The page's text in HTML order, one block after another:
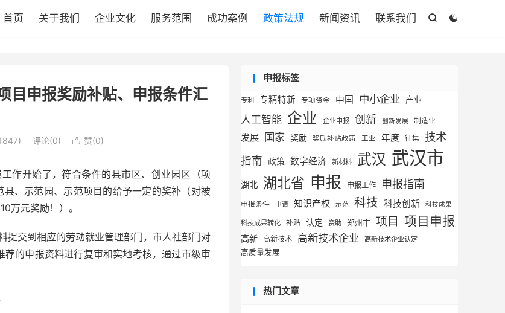


首页 关于我们 企业文化 服务范围 成功案例 政策法规 新闻资讯 联系我们
目申报奖励补贴、申报条件汇
评论(0)  赞(0)
作开始了，符合条件的县市区、创业园区（项
、示范园、示范项目的给予一定的奖补（对被
万元奖励！）。
提交到相应的劳动就业管理部门，市人社部门对
的申报资料进行复审和实地考核，通过市级审
申报标签
专利 专精特新 专项资金 中国 中小企业 产业
人工智能 企业 企业申报 创新 创新发展 制造业
发展 国家 奖励 奖励补贴政策 工业 年度 征集 技术
指南 政策 数字经济 新材料 武汉 武汉市
湖北 湖北省 申报 申报工作 申报指南
申报条件 申请 知识产权 示范 科技 科技创新 科技成果
科技成果转化 补贴 认定 资助 郑州市 项目 项目申报
高新 高新技术 高新技术企业 高新技术企业认定
高质量发展
热门文章